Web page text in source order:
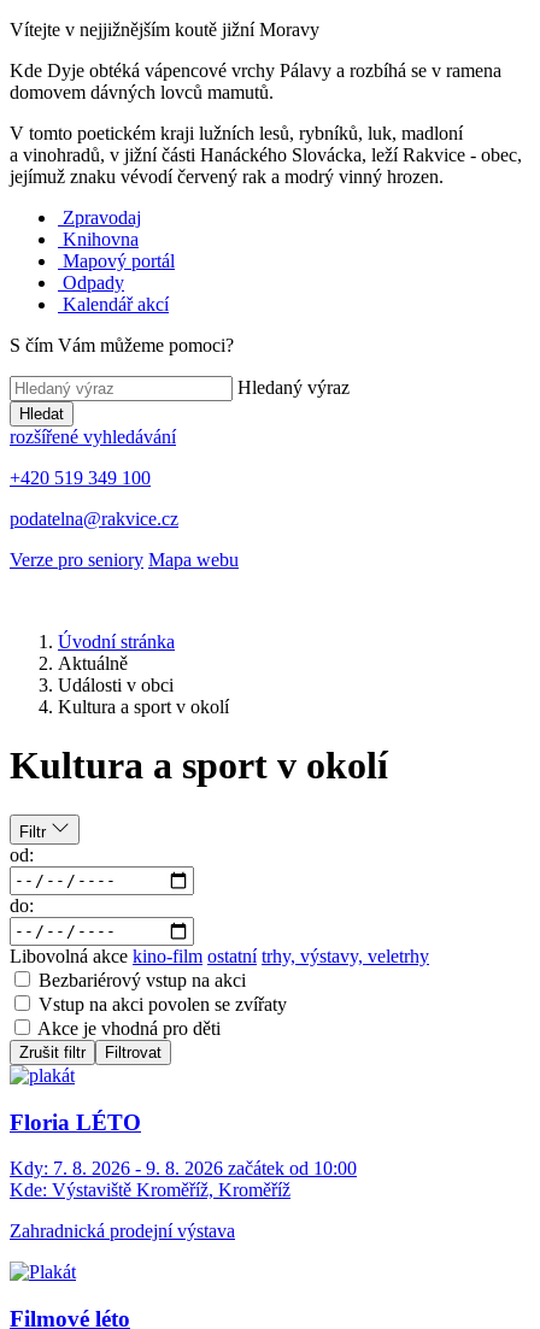
Vítejte v nejjižnějším koutě jižní Moravy
Kde Dyje obtéká vápencové vrchy Pálavy a rozbíhá se v ramena
domovem dávných lovců mamutů.
V tomto poetickém kraji lužních lesů, rybníků, luk, madloní
a vinohradů, v jižní části Hanáckého Slovácka, leží Rakvice - obec,
jejímuž znaku vévodí červený rak a modrý vinný hrozen.
Zpravodaj
Knihovna
Mapový portál
Odpady
Kalendář akcí
S čím Vám můžeme pomoci?
Hledaný výraz
Hledat
rozšířené vyhledávání
+420 519 349 100
podatelna@rakvice.cz
Verze pro seniory Mapa webu
Úvodní stránka
Aktuálně
Události v obci
Kultura a sport v okolí
Kultura a sport v okolí
Filtr
od:
do:
Libovolná akce kino-film ostatní trhy, výstavy, veletrhy
Bezbariérový vstup na akci
Vstup na akci povolen se zvířaty
Akce je vhodná pro děti
Zrušit filtr Filtrovat
Floria LÉTO
Kdy: 7. 8. 2026 - 9. 8. 2026 začátek od 10:00
Kde: Výstaviště Kroměříž, Kroměříž
Zahradnická prodejní výstava
Filmové léto